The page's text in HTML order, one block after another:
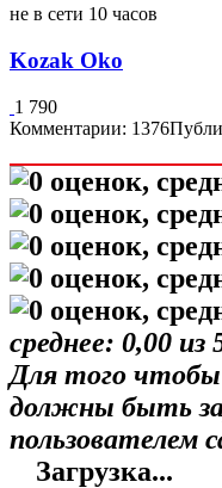
не в сети 10 часов
Kozak Oko
1 790
Комментарии: 1376
среднее: 0,00 из
Для того чтобы
должны быть
пользователем
Загрузка...